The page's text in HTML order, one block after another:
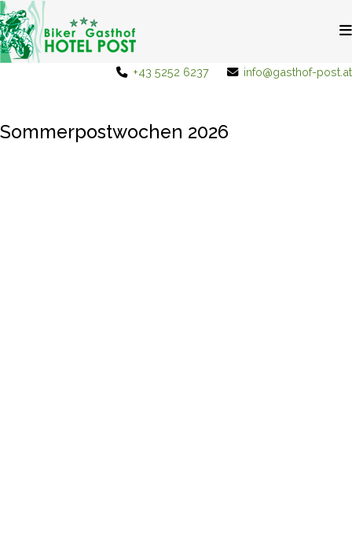
+43 5252 6237 info@gasthof-post.at
Sommerpostwochen 2026